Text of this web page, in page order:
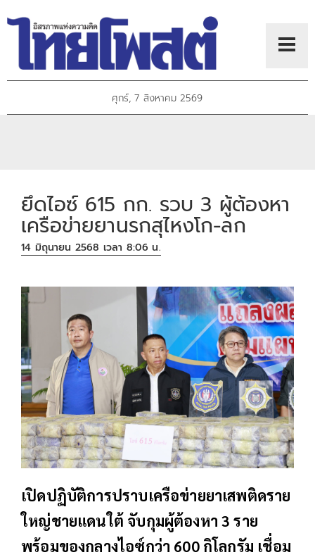
ศุกร์, 7 สิงหาคม 2569
ยึดไอซ์ 615 กก. รวบ 3 ผู้ต้องหา
เครือข่ายยานรกสุไหงโก-ลก
14 มิถุนายน 2568 เวลา 8:06 น.
เปิดปฏิบัติการปราบเครือข่ายยาเสพติดราย
ใหญ่ชายแดนใต้ จับกุมผู้ต้องหา 3 ราย
พร้อมของกลางไอซ์กว่า 600 กิโลกรัม เชื่อม